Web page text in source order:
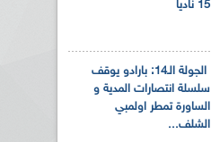
15 ناديا
الجولة الـ14: بارادو يوقف
سلسلة انتصارات المدية و
الساورة تمطر اولمبي
الشلف...